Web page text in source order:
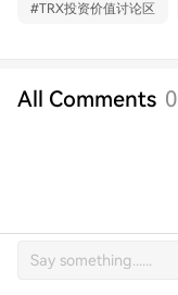
#TRX投资价值讨论区
All Comments 0